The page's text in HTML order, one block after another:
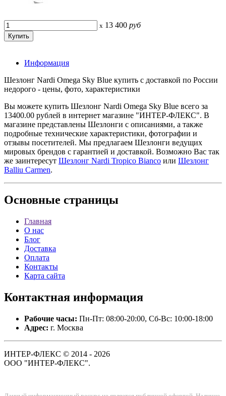
x 13 400 руб
Информация
Шезлонг Nardi Omega Sky Blue купить с доставкой по России
недорого - цены, фото, характеристики
Вы можете купить Шезлонг Nardi Omega Sky Blue всего за
13400.00 рублей в интернет магазине "ИНТЕР-ФЛЕКС". В
магазине представлены Шезлонги с описаниями, а также
подробные технические характеристики, фотографии и
отзывы посетителей. Мы предлагаем Шезлонги ведущих
мировых брендов с гарантией и доставкой. Возможно Вас так
же заинтересут Шезлонг Nardi Tropico Bianco или Шезлонг
Balliu Carmen.
Основные страницы
Главная
О нас
Блог
Доставка
Оплата
Контакты
Карта сайта
Контактная информация
Рабочие часы: Пн-Пт: 08:00-20:00, Сб-Вс: 10:00-18:00
Адрес: г. Москва
ИНТЕР-ФЛЕКС © 2014 - 2026
ООО "ИНТЕР-ФЛЕКС".